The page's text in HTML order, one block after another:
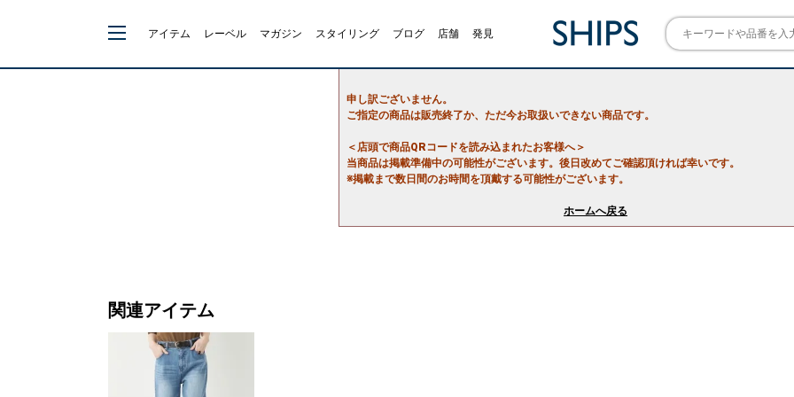
アイテム レーベル マガジン スタイリング ブログ 店舗 発見
申し訳ございません。
ご指定の商品は販売終了か、ただ今お取扱いできない商品です。
＜店頭で商品QRコードを読み込まれたお客様へ＞
当商品は掲載準備中の可能性がございます。後日改めてご確認頂ければ幸いです。
※掲載まで数日間のお時間を頂戴する可能性がございます。
ホームへ戻る
関連アイテム